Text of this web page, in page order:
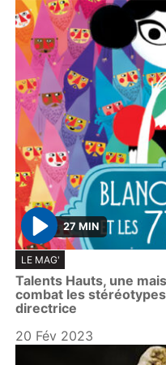
P
l
a
y
27 MIN
LE MAG'
Talents Hauts, une
combat les
directrice
20 Fév 2023